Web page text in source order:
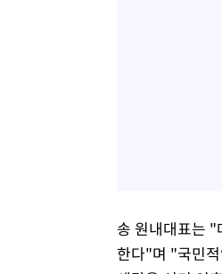
송 원내대표는
한다"며 "국민